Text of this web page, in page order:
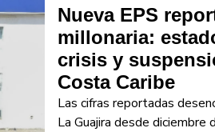
Nueva EPS
millonaria:
crisis y
Costa Caribe
Las cifras reportadas
La Guajira desde diciembre